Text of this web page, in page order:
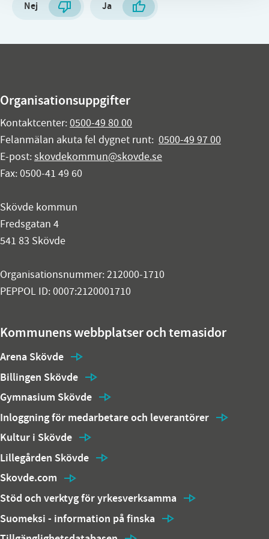
Nej
Ja
Organisationsuppgifter
Kontaktcenter:0500-49 80 00
Felanmälan akuta fel dygnet runt: 0500-49 97 00
E-post:skovdekommun@skovde.se
Fax: 0500-41 49 60
Skövde kommun
Fredsgatan 4
541 83 Skövde
Organisationsnummer: 212000-1710
PEPPOL ID: 0007:2120001710
Kommunens webbplatser och temasidor
Arena Skövde
Billingen Skövde
Gymnasium Skövde
Inloggning för medarbetare och leverantörer
Kultur i Skövde
Lillegården Skövde
Skovde.com
Stöd och verktyg för yrkesverksamma
Suomeksi - information på finska